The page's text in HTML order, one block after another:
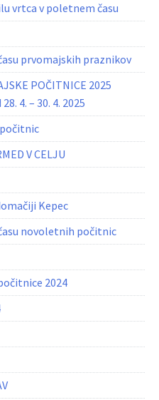
vrtca v poletnem času
prvomajskih praznikov
POČITNICE 2025
4. – 30. 4. 2025
V CELJU
Kepec
novoletnih počitnic
2024